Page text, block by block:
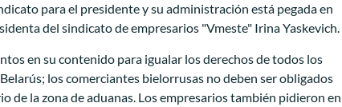
para el presidente y su administración está pegada en
del sindicato de empresarios "Vmeste" Irina Yaskevich.
en su contenido para igualar los derechos de todos los
los comerciantes bielorrusas no deben ser obligados
de la zona de aduanas. Los empresarios también pidieron en